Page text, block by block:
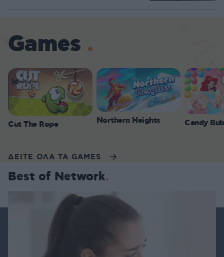
Games
Cut The Rope Northern Heights Candy
ΔΕΙΤΕ ΟΛΑ ΤΑ GAMES
Best of Network